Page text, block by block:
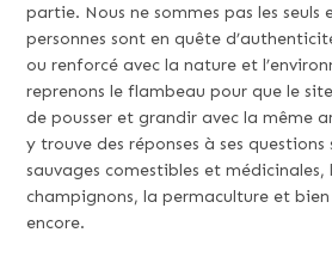
partie. Nous ne sommes pas les seuls
personnes sont en quête
ou renforcé avec la nature et
reprenons le flambeau pour que le
de pousser et grandir avec la même
y trouve des réponses à ses questions
sauvages comestibles et médicinales,
champignons, la permaculture et bien
encore.